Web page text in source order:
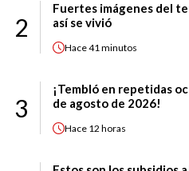
2
Fuertes imágenes del
así se vivió
Hace41 minutos
3
¡Tembló en repetidas
de agosto de 2026!
Hace 12 horas